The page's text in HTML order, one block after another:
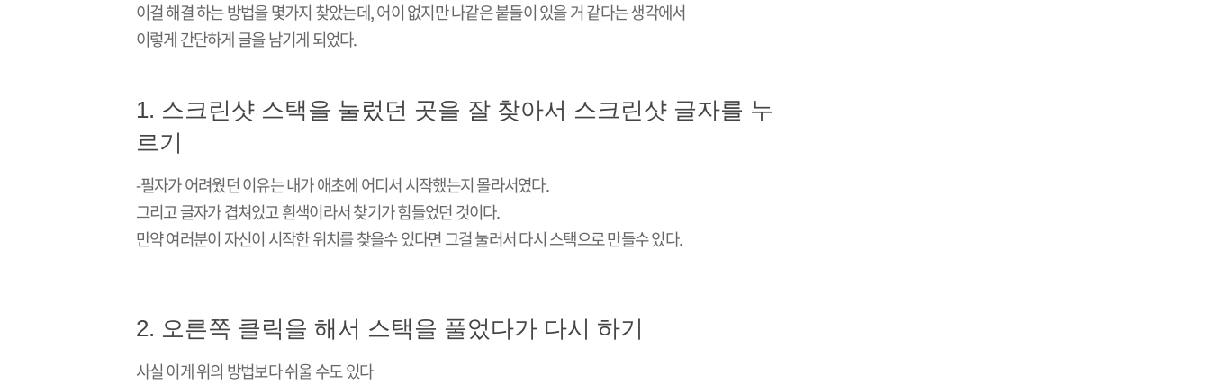
이걸 해결 하는 방법을 몇가지 찾았는데, 어이 없지만 나같은 붙들이 있을 거 같다는 생각에서
이렇게 간단하게 글을 남기게 되었다.
1. 스크린샷 스택을 눌렀던 곳을 잘 찾아서 스크린샷 글자를 누
르기
-필자가 어려웠던 이유는 내가 애초에 어디서 시작했는지 몰라서였다.
그리고 글자가 겹쳐있고 흰색이라서 찾기가 힘들었던 것이다.
만약 여러분이 자신이 시작한 위치를 찾을수 있다면 그걸 눌러서 다시 스택으로 만들수 있다.
2. 오른쪽 클릭을 해서 스택을 풀었다가 다시 하기
사실 이게 위의 방법보다 쉬울 수도 있다